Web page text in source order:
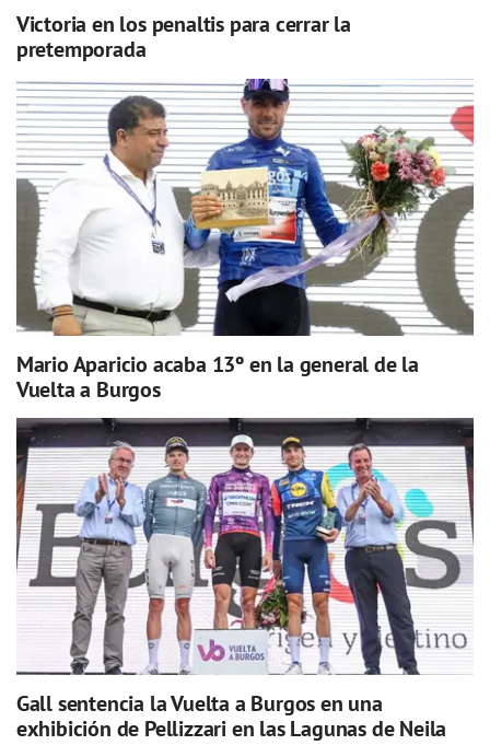
Victoria en los penaltis para cerrar la
pretemporada
Mario Aparicio acaba 13º en la general de la
Vuelta a Burgos
Gall sentencia la Vuelta a Burgos en una
exhibición de Pellizzari en las Lagunas de Neila